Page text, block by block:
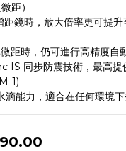
距）
鏡時，放大倍率更可提
距時，仍可進行高精度自
IS 同步防震技術，最高
1)
滴能力，適合在任何環境